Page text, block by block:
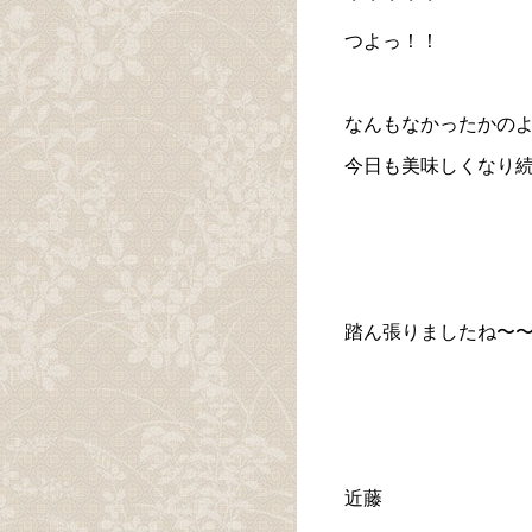
つよっ！！
なんもなかったかの
今日も美味しくなり
踏ん張りましたね〜〜
近藤